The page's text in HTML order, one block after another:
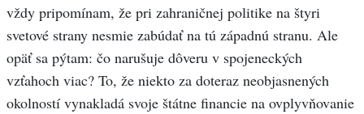
vždy pripomínam, že pri zahraničnej politike na štyri
svetové strany nesmie zabúdať na tú západnú stranu. Ale
opäť sa pýtam: čo narušuje dôveru v spojeneckých
vzťahoch viac? To, že niekto za doteraz neobjasnených
okolností vynakladá svoje štátne financie na ovplyvňovanie